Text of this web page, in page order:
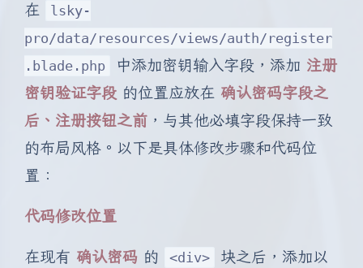
在
lsky-
pro/data/resources/views/auth/register
.blade.php
中添加密钥输入字段，添加 注册
密钥验证字段 的位置应放在 确认密码字段之
后、注册按钮之前 ，与其他必填字段保持一致
的布局风格。以下是具体修改步骤和代码位
置：
代码修改位置
在现有 确认密码 的 <div>
块之后，添加以